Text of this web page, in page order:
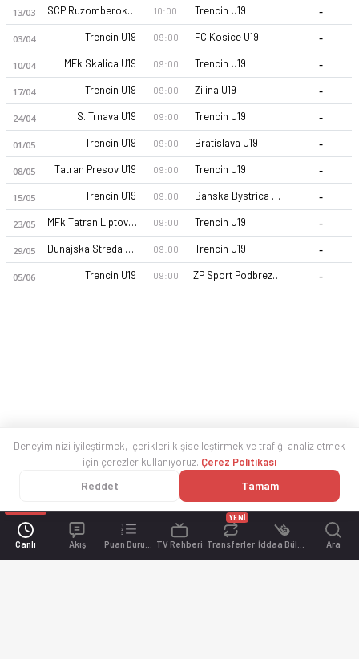
Canlı Akış TV Rehberi Transferler
YENİ
Ara
AS Trencin U19 26-27 sezonu | U19 1. Liga'de 1. sırada, 0
13/03 SCP RuzomberokU19 10:00 Trencin U19 -
03/04 Trencin U19 09:00 FC Kosice U19 -
10/04 MFk Skalica U19 09:00 Trencin U19 -
17/04 Trencin U19 09:00 Zilina U19 -
24/04 S. Trnava U19 09:00 Trencin U19 -
01/05 Trencin U19 09:00 Bratislava U19 -
08/05 Tatran Presov U19 09:00 Trencin U19 -
15/05 Trencin U19 09:00 Banska Bystrica U19 -
23/05 MFk Tatran Liptovsky Mikulas U19 09:00 Trencin U19 -
29/05 Dunajska Streda U19 09:00 Trencin U19 -
05/06 Trencin U19 09:00 ZP Sport Podbrezova U19 -
Deneyiminizi iyileştirmek, içerikleri kişiselleştirmek ve trafiği analiz etmek
için çerezler kullanıyoruz. Çerez Politikası
Reddet Tamam